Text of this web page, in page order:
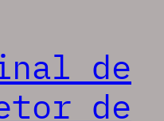
de
de